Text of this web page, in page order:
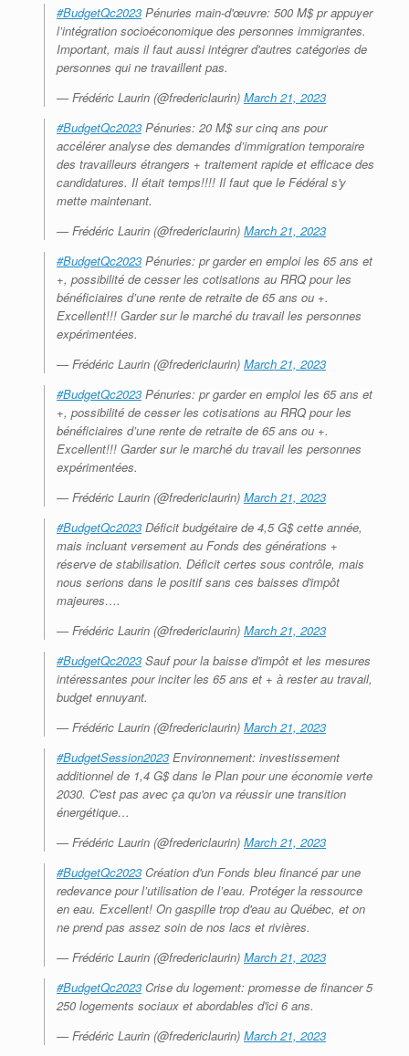
#BudgetQc2023 Pénuries main-d'œuvre: 500 M$ pr appuyer
l’intégration socioéconomique des personnes immigrantes.
Important, mais il faut aussi intégrer d'autres catégories de
personnes qui ne travaillent pas.
— Frédéric Laurin (@fredericlaurin) March 21, 2023
#BudgetQc2023 Pénuries: 20 M$ sur cinq ans pour
accélérer analyse des demandes d’immigration temporaire
des travailleurs étrangers + traitement rapide et efficace des
candidatures. Il était temps!!!! Il faut que le Fédéral s'y
mette maintenant.
— Frédéric Laurin (@fredericlaurin) March 21, 2023
#BudgetQc2023 Pénuries: pr garder en emploi les 65 ans et
+, possibilité de cesser les cotisations au RRQ pour les
bénéficiaires d’une rente de retraite de 65 ans ou +.
Excellent!!! Garder sur le marché du travail les personnes
expérimentées.
— Frédéric Laurin (@fredericlaurin) March 21, 2023
#BudgetQc2023 Pénuries: pr garder en emploi les 65 ans et
+, possibilité de cesser les cotisations au RRQ pour les
bénéficiaires d’une rente de retraite de 65 ans ou +.
Excellent!!! Garder sur le marché du travail les personnes
expérimentées.
— Frédéric Laurin (@fredericlaurin) March 21, 2023
#BudgetQc2023 Déficit budgétaire de 4,5 G$ cette année,
mais incluant versement au Fonds des générations +
réserve de stabilisation. Déficit certes sous contrôle, mais
nous serions dans le positif sans ces baisses d'impôt
majeures….
— Frédéric Laurin (@fredericlaurin) March 21, 2023
#BudgetQc2023 Sauf pour la baisse d'impôt et les mesures
intéressantes pour inciter les 65 ans et + à rester au travail,
budget ennuyant.
— Frédéric Laurin (@fredericlaurin) March 21, 2023
#BudgetSession2023 Environnement: investissement
additionnel de 1,4 G$ dans le Plan pour une économie verte
2030. C'est pas avec ça qu'on va réussir une transition
énergétique…
— Frédéric Laurin (@fredericlaurin) March 21, 2023
#BudgetQc2023 Création d'un Fonds bleu financé par une
redevance pour l’utilisation de l’eau. Protéger la ressource
en eau. Excellent! On gaspille trop d'eau au Québec, et on
ne prend pas assez soin de nos lacs et rivières.
— Frédéric Laurin (@fredericlaurin) March 21, 2023
#BudgetQc2023 Crise du logement: promesse de financer 5
250 logements sociaux et abordables d'ici 6 ans.
— Frédéric Laurin (@fredericlaurin) March 21, 2023